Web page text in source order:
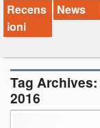
Video
Chi siamo
Contatti
dT in English
Recens
ioni
News
Tag Archives:
2016